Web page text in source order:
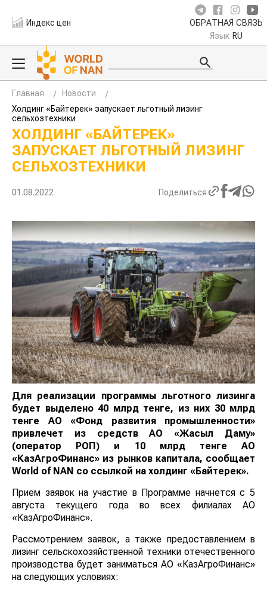
Индекс цен ОБРАТНАЯ СВЯЗЬ
Язык RU
Главная
Новости
Холдинг «Байтерек» запускает льготный лизинг
сельхозтехники
ХОЛДИНГ «БАЙТЕРЕК»
ЗАПУСКАЕТ ЛЬГОТНЫЙ ЛИЗИНГ
СЕЛЬХОЗТЕХНИКИ
01.08.2022 Поделиться
Для реализации программы льготного лизинга
будет выделено 40 млрд тенге, из них 30 млрд
тенге АО «Фонд развития промышленности»
привлечет из средств АО «Жасыл Даму»
(оператор РОП) и 10 млрд тенге АО
«КазАгроФинанс» из рынков капитала, сообщает
World of NAN со ссылкой на холдинг «Байтерек».
Прием заявок на участие в Программе начнется с 5
августа текущего года во всех филиалах АО
«КазАгроФинанс».
Рассмотрением заявок, а также предоставлением в
лизинг сельскохозяйственной техники отечественного
производства будет заниматься АО «КазАгроФинанс»
на следующих условиях: